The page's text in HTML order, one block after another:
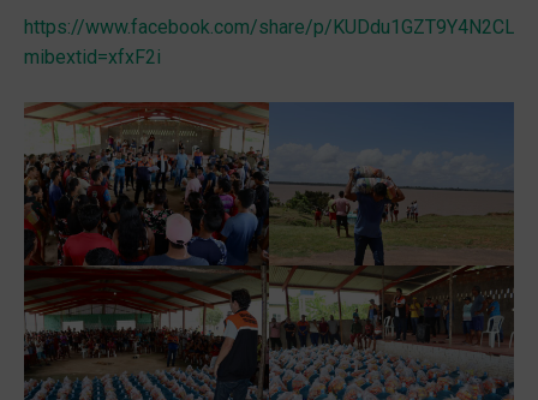
https://www.facebook.com/share/p/KUDdu1GZT9Y4N2CL/?
mibextid=xfxF2i